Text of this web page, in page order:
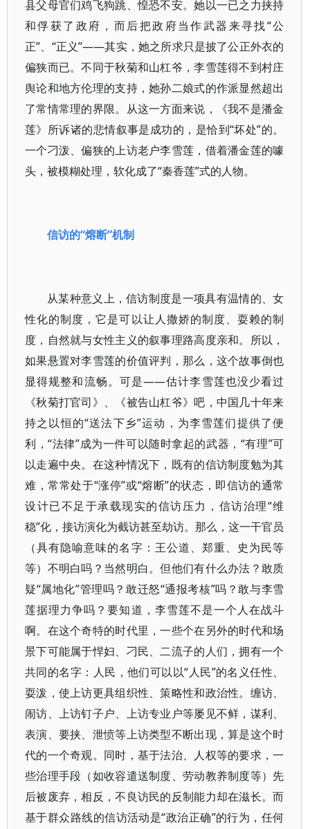
县父母官们鸡飞狗跳、惶恐不安。她以一已之力挟持
和俘获了政府，而后把政府当作武器来寻找“公
正”、“正义”——其实，她之所求只是披了公正外衣的
偏狭而已。不同于秋菊和山杠爷，李雪莲得不到村庄
舆论和地方伦理的支持，她孙二娘式的作派显然超出
了常情常理的界限。从这一方面来说，《我不是潘金
莲》所诉诸的悲情叙事是成功的，是恰到“坏处”的。
一个刁泼、偏狭的上访老户李雪莲，借着潘金莲的噱
头，被模糊处理，软化成了“秦香莲”式的人物。
信访的“熔断”机制
从某种意义上，信访制度是一项具有温情的、女
性化的制度，它是可以让人撒娇的制度、耍赖的制
度，自然就与女性主义的叙事理路高度亲和。所以，
如果悬置对李雪莲的价值评判，那么，这个故事倒也
显得规整和流畅。可是——估计李雪莲也没少看过
《秋菊打官司》、《被告山杠爷》吧，中国几十年来
持之以恒的“送法下乡”运动，为李雪莲们提供了便
利，“法律”成为一件可以随时拿起的武器，“有理”可
以走遍中央。在这种情况下，既有的信访制度勉为其
难，常常处于“涨停”或“熔断”的状态，即信访的通常
设计已不足于承载现实的信访压力，信访治理“维
稳”化，接访演化为截访甚至劫访。那么，这一干官员
（具有隐喻意味的名字：王公道、郑重、史为民等
等）不明白吗？当然明白。但他们有什么办法？敢质
疑“属地化”管理吗？敢迁怒“通报考核”吗？敢与李雪
莲据理力争吗？要知道，李雪莲不是一个人在战斗
啊。在这个奇特的时代里，一些个在另外的时代和场
景下可能属于悍妇、刁民、二流子的人们，拥有一个
共同的名字：人民，他们可以以“人民”的名义任性、
耍泼，使上访更具组织性、策略性和政治性。缠访、
闹访、上访钉子户、上访专业户等屡见不鲜，谋利、
表演、要挟、泄愤等上访类型不断出现，算是这个时
代的一个奇观。同时，基于法治、人权等的要求，一
些治理手段（如收容遣送制度、劳动教养制度等）先
后被废弃，相反，不良访民的反制能力却在滋长。而
基于群众路线的信访活动是“政治正确”的行为，任何